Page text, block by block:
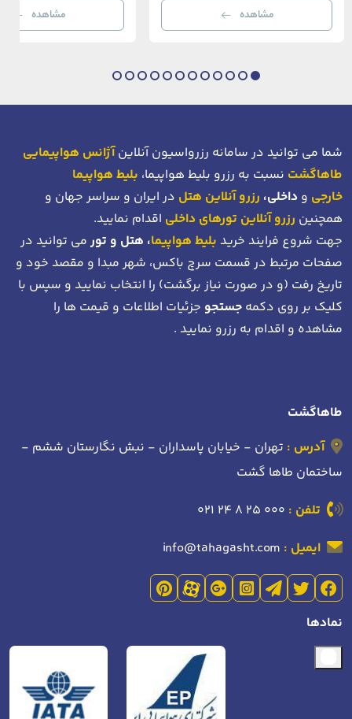
رستوران‌ها و ویلاها در هم آمیخته و تصویری
بی‌نظیر از استانبول معاصر را به […]
مشاهده
می‌رسند. امینونو از دوران بیزانس
عثمانی و امروز، به لطف موقعیت
مشاهده
شما می توانید در سامانه رزرواسیون آنلاینآژانس هواپیمایی
طاهاگشت نسبت به رزرو بلیط هواپیما، بلیط هواپیما
خارجی و داخلی، رزرو آنلاین هتل در ایران و سراسر جهان و
همچنین رزرو آنلاین تورهای داخلی اقدام نمایید.
جهت شروع فرایند خرید بلیط هواپیما، هتل و تورمی توانید در
صفحات مرتبط در قسمت سرچ باکس، شهر مبدا و مقصد خود و
تاریخ رفت (و در صورت نیاز برگشت) را انتخاب نمایید و سپس با
کلیک بر روی دکمه جستجو جزئیات اطلاعات و قیمت ها را
مشاهده و اقدام به رزرو نمایید .
طاهاگشت
آدرس : تهران - خیابان پاسداران - نبش نگارستان ششم -
ساختمان طاها گشت
تلفن : 021 24 8 25 000
ایمیل : info@tahagasht.com
نمادها